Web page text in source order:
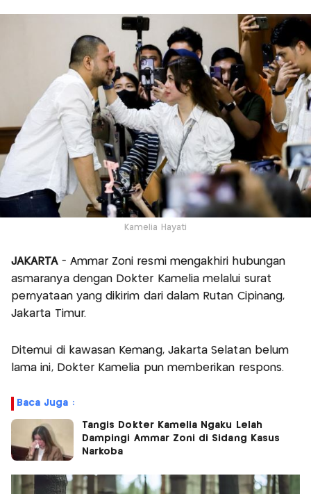
Kamelia Hayati
JAKARTA- Ammar Zoni resmi mengakhiri hubungan
asmaranya dengan Dokter Kamelia melalui surat
pernyataan yang dikirim dari dalam Rutan Cipinang,
Jakarta Timur.
Ditemui di kawasan Kemang, Jakarta Selatan belum
lama ini, Dokter Kamelia pun memberikan respons.
Baca Juga :
Tangis Dokter Kamelia Ngaku Lelah
Dampingi Ammar Zoni di Sidang Kasus
Narkoba